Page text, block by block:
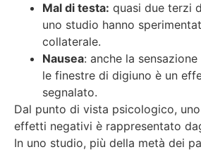
Mal di testa: quasi due terzi
uno studio hanno
collaterale.
Nausea: anche la
le finestre di digiuno è un
segnalato.
Dal punto di vista psicologico,
effetti negativi è rappresentato
In uno studio, più della metà dei